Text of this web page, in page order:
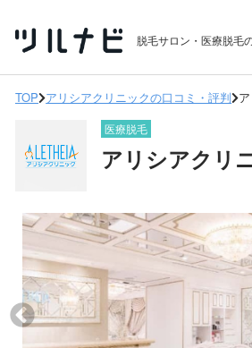
脱毛サロン・医療脱毛
TOP アリシアクリニックの口コミ・評判
医療脱毛
アリシアクリ